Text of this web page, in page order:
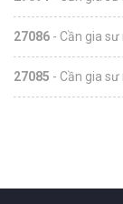
27086 - Cần gia
27085 - Cần gia